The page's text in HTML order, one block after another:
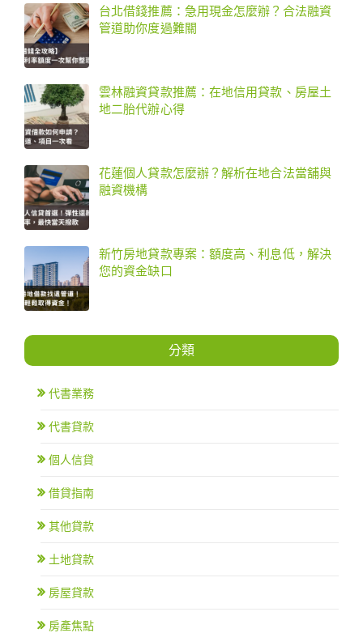
台北借錢推薦：急用現金怎麼辦？合法融資
管道助你度過難關
雲林融資貸款推薦：在地信用貸款、房屋土
地二胎代辦心得
花蓮個人貸款怎麼辦？解析在地合法當舖與
融資機構
新竹房地貸款專案：額度高、利息低，解決
您的資金缺口
分類
代書業務
代書貸款
個人信貸
借貸指南
其他貸款
土地貸款
房屋貸款
房產焦點